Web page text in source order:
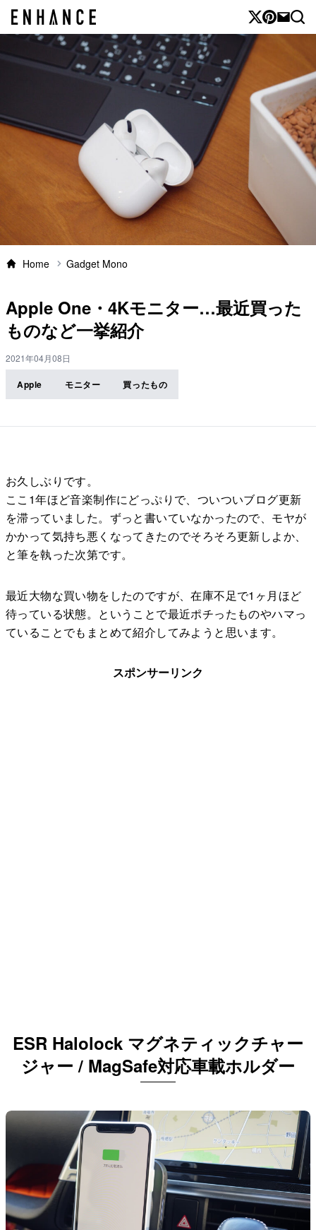
Home Gadget Mono
Apple One・4Kモニター…最近買った
ものなど一挙紹介
2021年04月08日
Apple モニター 買ったもの
お久しぶりです。
ここ1年ほど音楽制作にどっぷりで、ついついブログ更新
を滞っていました。ずっと書いていなかったので、モヤが
かかって気持ち悪くなってきたのでそろそろ更新しよか、
と筆を執った次第です。
最近大物な買い物をしたのですが、在庫不足で1ヶ月ほど
待っている状態。ということで最近ポチったものやハマっ
ていることでもまとめて紹介してみようと思います。
スポンサーリンク
ESR Halolock マグネティックチャー
ジャー / MagSafe対応車載ホルダー